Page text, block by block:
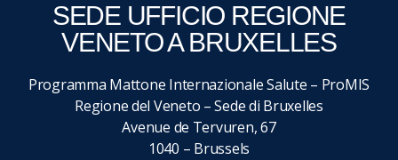
SEDE UFFICIO REGIONE
VENETO A BRUXELLES
Programma Mattone Internazionale Salute – ProMIS
Regione del Veneto – Sede di Bruxelles
Avenue de Tervuren, 67
1040 – Brussels